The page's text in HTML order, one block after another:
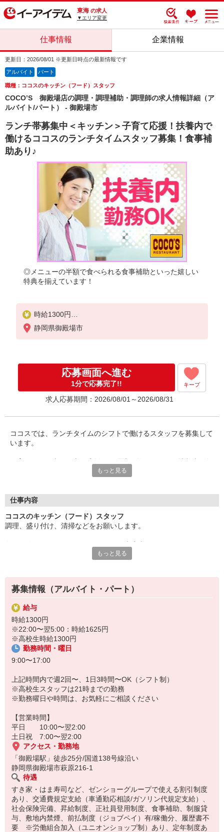
東海 の求人
▼エリア変更
仕事情報 企業情報
更新日：2026/08/01 ※更新日時点の最新情報です
アルバイト パート
職種：ココスのキッチン（フード）スタッフ
COCO’S 御殿場店の調理・調理補助・調理師の求人情報詳細（ア
ルバイト/パート） - 御殿場市
ランチ帯募集中＜キッチン＞子育て応援！扶養内で
働けるココスのランチタイムスタッフ募集！食事補
助あり♪
◎メニューの半額で食べられる食事補助といった嬉しい
特典を揃えています！
時給1300円
※22:00〜翌5:00：時給1625円
※高校生時給1300円
静岡県御殿場市
応募画面へ進む
1分で応募完了!! キープ
求人応募期間：2026/08/01～2026/08/31
ココスでは、ランチタイムのシフトで働けるスタッフを募集して
います。
シフトは柔軟に対応でき、急な予定変更にも安心。未経験でも丁
安心してスタートできます。
り。
もっと見る
仕事内容
ココスのキッチン（フード）スタッフ
調理、盛り付け、清掃などをお願いします。
まずは盛り付けやお皿洗いなどからお任せするので
ゆくゆくはハンバーグやスパゲッティなどのメニューも担当してい
ただきます。
（マニュアルあり）
もっと見る
募集情報（アルバイト・パート）
給与
時給1300円
※22:00〜翌5:00：時給1625円
※高校生時給1300円
勤務時間・曜日
9:00〜17:00
上記時間内で週2回〜、1日3時間〜OK（シフト制）
※高校生スタッフは21時までの勤務
※勤務曜日や時間は、お気軽にご相談ください
【営業時間】
平日 10:00〜翌2:00
土日祝 7:00〜翌2:00
アクセス・勤務地
「御殿場駅」徒歩25分/国道138号線沿い
静岡県御殿場市萩原216-1
待遇
すき家・はま寿司など、ゼンショーグループで使える割引制度
あり、交通費規定支給（車通勤応相談/ガソリン代規定支給）、
社会保険完備、昇給制度、正社員登用制度、食事補助、制服貸
与、敷地内禁煙、前払制度（ジョブペイ）有/稼働分、履歴書不
要 ※労働組合加入（ユニオンショップ制）あり、定年制度あ